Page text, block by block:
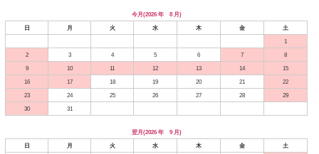
今月(2026 年 8 月)
日
月 火 水 木 金
土
1
2
3 4 5 6 7
8
9
10 11 12 13 14
15
16
17 18 19 20 21
22
23
24 25 26 27 28
29
30
31
翌月(2026 年 9 月)
日
月 火 水 木 金
土